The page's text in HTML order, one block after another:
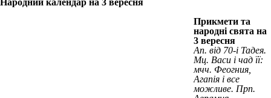
Народний календар на 3 вересня
Прикмети та
народні свята на
3 вересня
Ап. від 70-і Тадея.
Мц. Васи і чад її:
мчч. Феогния,
Агапія і все
можливе. Прп.